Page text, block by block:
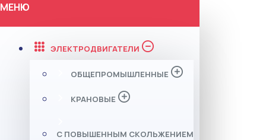
МЕНЮ
ЭЛЕКТРОДВИГАТЕЛИ
ОБЩЕПРОМЫШЛЕННЫЕ
КРАНОВЫЕ
С ПОВЫШЕННЫМ СКОЛЬЖЕНИЕМ